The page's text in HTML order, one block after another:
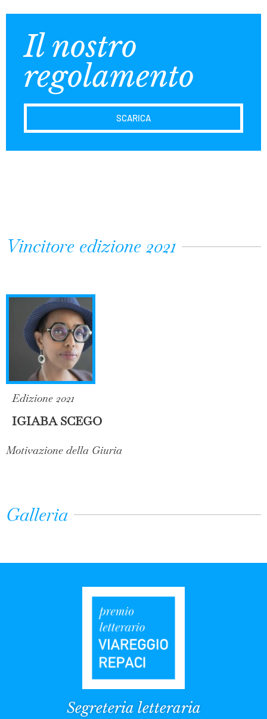
Il nostro
regolamento
SCARICA
Vincitore edizione 2021
Edizione 2021
IGIABA SCEGO
Motivazione della Giuria
Galleria
Segreteria letteraria